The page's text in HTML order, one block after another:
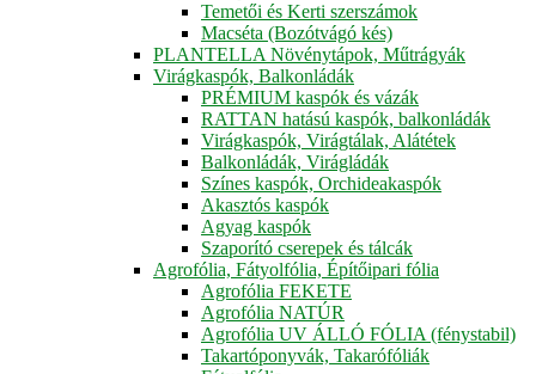
Temetői és Kerti szerszámok
Macséta (Bozótvágó kés)
PLANTELLA Növénytápok, Műtrágyák
Virágkaspók, Balkonládák
PRÉMIUM kaspók és vázák
RATTAN hatású kaspók, balkonládák
Virágkaspók, Virágtálak, Alátétek
Balkonládák, Virágládák
Színes kaspók, Orchideakaspók
Akasztós kaspók
Agyag kaspók
Szaporító cserepek és tálcák
Agrofólia, Fátyolfólia, Építőipari fólia
Agrofólia FEKETE
Agrofólia NATÚR
Agrofólia UV ÁLLÓ FÓLIA (fénystabil)
Takartóponyvák, Takarófóliák